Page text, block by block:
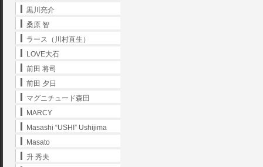
黒川亮介
桑原 智
ラース（川村直生）
LOVE大石
前田 将司
前田 夕日
マグニチュード森田
MARCY
Masashi “USHI” Ushijima
Masato
升 秀夫